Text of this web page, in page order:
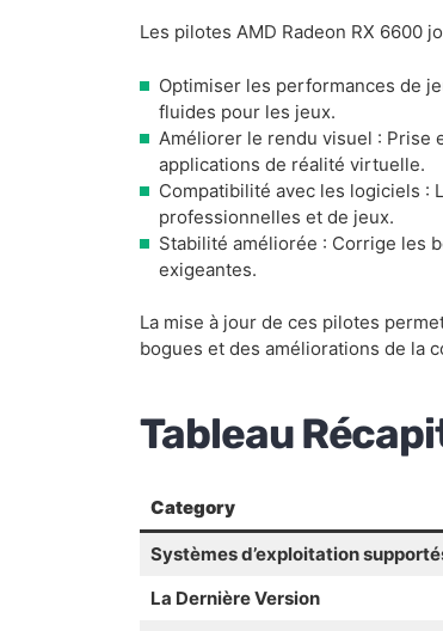
Les pilotes AMD Radeon RX 6600
Optimiser les performances de
fluides pour les jeux.
Améliorer le rendu visuel : Prise
applications de réalité virtuelle.
Compatibilité avec les logiciels :
professionnelles et de jeux.
Stabilité améliorée : Corrige les
exigeantes.
La mise à jour de ces pilotes
bogues et des améliorations de la
Tableau
Category
Systèmes d’exploitation
La Dernière Version